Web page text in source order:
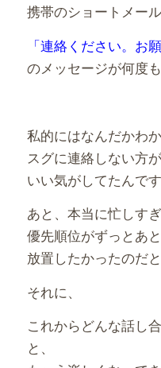
携帯のショートメール
「連絡ください。お
のメッセージが何度
私的にはなんだかわか
スグに連絡しない方が
いい気がしてたんで
あと、本当に忙しすぎ
優先順位がずっとあ
放置したかったのだ
それに、
これからどんな話し
と、